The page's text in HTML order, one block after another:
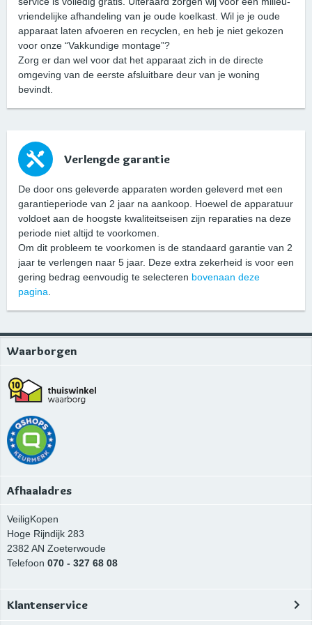
vriendelijke afhandeling van je oude koelkast. Wil je je oude
apparaat laten afvoeren en recyclen, en heb je niet gekozen
voor onze “Vakkundige montage”?
Zorg er dan wel voor dat het apparaat zich in de directe
omgeving van de eerste afsluitbare deur van je woning
bevindt.
Verlengde garantie
De door ons geleverde apparaten worden geleverd met een
garantieperiode van 2 jaar na aankoop. Hoewel de apparatuur
voldoet aan de hoogste kwaliteitseisen zijn reparaties na deze
periode niet altijd te voorkomen.
Om dit probleem te voorkomen is de standaard garantie van 2
jaar te verlengen naar 5 jaar. Deze extra zekerheid is voor een
gering bedrag eenvoudig te selecteren bovenaan deze
pagina
Waarborgen
Afhaaladres
VeiligKopen
Hoge Rijndijk 283
2382 AN Zoeterwoude
Telefoon 070 - 327 68 08
Klantenservice